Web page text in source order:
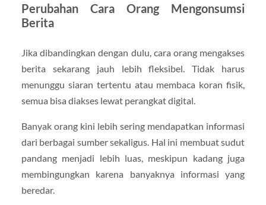
Perubahan Cara Orang Mengonsumsi
Berita
Jika dibandingkan dengan dulu, cara orang mengakses
berita sekarang jauh lebih fleksibel. Tidak harus
menunggu siaran tertentu atau membaca koran fisik,
semua bisa diakses lewat perangkat digital.
Banyak orang kini lebih sering mendapatkan informasi
dari berbagai sumber sekaligus. Hal ini membuat sudut
pandang menjadi lebih luas, meskipun kadang juga
membingungkan karena banyaknya informasi yang
beredar.